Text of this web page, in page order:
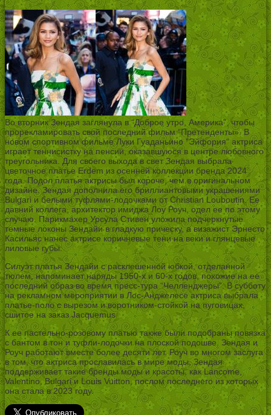
Во вторник Зендая заглянула в “Доброе утро, Америка”, чтобы
прорекламировать свой последний фильм “Претенденты». В
новом спортивном фильме Луки Гуаданьино ”Эйфория“ актриса
играет теннисистку на пенсии, оказавшуюся в центре любовного
треугольника. Для своего выхода в свет Зендая выбрала
цветочное платье Erdem из осенней коллекции бренда 2024
года. Подол платья актрисы был короче, чем в оригинальном
дизайне. Зендая дополнила его бриллиантовыми украшениями
Bulgari и белыми туфлями-лодочками от Christian Louboutin. Ее
давний коллега, архитектор имиджа Лоу Роуч, одел ее по этому
случаю. Парикмахер Урсула Стивен уложила подчеркнутые
темные локоны Зендайи в гладкую прическу, а визажист Эрнесто
Касильяс нанес актрисе коричневые тени на веки и глянцевые
лиловые губы.
Силуэт платья Зендайи с расклешенной юбкой, отделанной
тюлем, напоминает наряды 1950-х и 60-х годов, похожие на ее
последний образ во время пресс-тура “Челленджеры”. В субботу
на рекламном мероприятии в Лос-Анджелесе актриса выбрала
платье-поло с вырезом и воротником-стойкой на пуговицах,
сшитое на заказ Jacquemus.
К ее пастельно-розовому платью также были подобраны повязка
с бантом в тон и туфли-лодочки на плоской подошве. Зендая и
Роуч работают вместе более десяти лет. Роуч во многом заслуга
в том, что актриса прославилась в мире моды. Зендая
поддерживает такие бренды моды и красоты, как Lancome,
Valentino, Bulgari и Louis Vuitton, послом последнего из которых
она стала в 2023 году.